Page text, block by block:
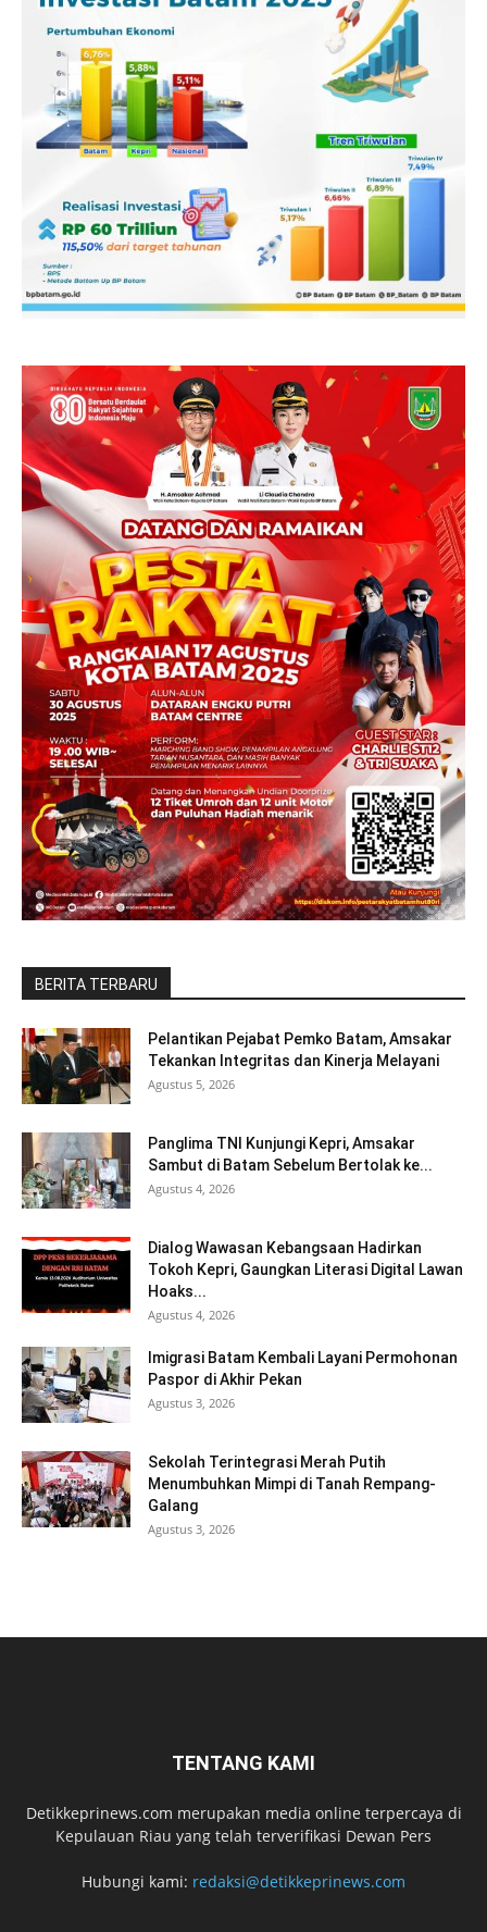
BERITA TERBARU
Pelantikan Pejabat Pemko Batam, Amsakar
Tekankan Integritas dan Kinerja Melayani
Agustus 5, 2026
Panglima TNI Kunjungi Kepri, Amsakar
Sambut di Batam Sebelum Bertolak ke...
Agustus 4, 2026
Dialog Wawasan Kebangsaan Hadirkan
Tokoh Kepri, Gaungkan Literasi Digital Lawan
Hoaks...
Agustus 4, 2026
Imigrasi Batam Kembali Layani Permohonan
Paspor di Akhir Pekan
Agustus 3, 2026
Sekolah Terintegrasi Merah Putih
Menumbuhkan Mimpi di Tanah Rempang-
Galang
Agustus 3, 2026
TENTANG KAMI
Detikkeprinews.com merupakan media online terpercaya di
Kepulauan Riau yang telah terverifikasi Dewan Pers
Hubungi kami: redaksi@detikkeprinews.com